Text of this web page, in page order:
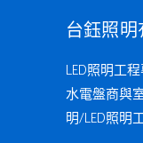
台鈺照
LED照明工
水電盤商與
明/LED照明